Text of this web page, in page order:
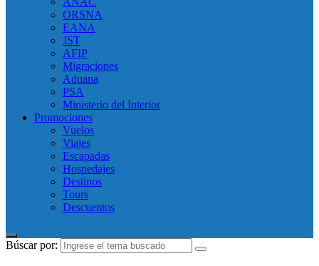
ORSNA
EANA
JST
AFIP
Migraciones
Aduana
PSA
Ministerio del Interior
Promociones
Vuelos
Viajes
Escapadas
Hospedajes
Destinos
Tours
Descuentos
Búscar por: